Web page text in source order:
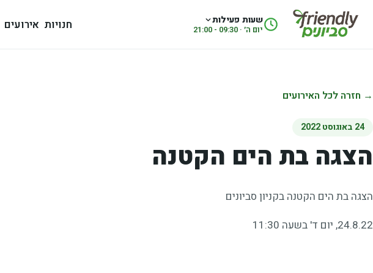
שעות פעילות
יום ה׳ · 09:30 - 21:00 חנויות אירועים
→ חזרה לכל האירועים
24 באוגוסט 2022
הצגה בת הים הקטנה
הצגה בת הים הקטנה בקניון סביונים
24.8.22, יום ד' בשעה 11:30